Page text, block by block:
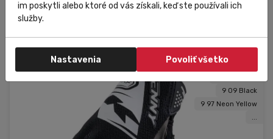
7 09 Black
8 09 Black
9 02 Blue
9 09 Black
9 97 Neon Yellow
...
im poskytli alebo ktoré od vás získali, keď ste používali ich
služby.
Nastavenia Povoliť všetko